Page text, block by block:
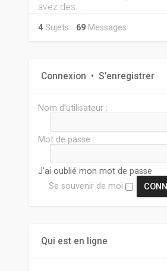
avez des...
4Sujets 69Messages
Connexion • S’enregistrer
Nom d’utilisateur :
Mot de passe :
J’ai oublié mon mot de passe
Se souvenir de moi
Qui est en ligne